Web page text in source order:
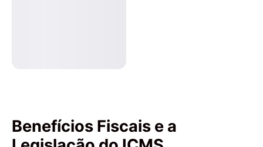
Benefícios Fiscais e a